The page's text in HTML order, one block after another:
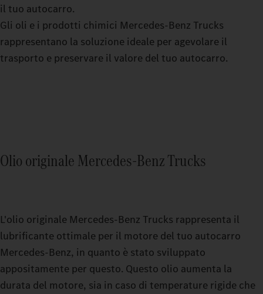
il tuo autocarro.
Gli oli e i prodotti chimici Mercedes‑Benz Trucks
rappresentano la soluzione ideale per agevolare il
trasporto e preservare il valore del tuo autocarro.
Olio originale Mercedes‑Benz Trucks
L'olio originale Mercedes‑Benz Trucks rappresenta il
lubrificante ottimale per il motore del tuo autocarro
Mercedes‑Benz, in quanto è stato sviluppato
appositamente per questo. Questo olio aumenta la
durata del motore, sia in caso di temperature rigide che